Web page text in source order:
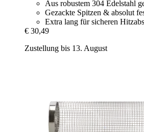
Aus robustem 304 Edelstahl
Gezackte Spitzen & absolut
Extra lang für sicheren
€ 30,49
Zustellung bis 13. August